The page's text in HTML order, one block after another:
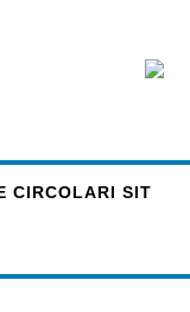
CIRCOLARI SIT